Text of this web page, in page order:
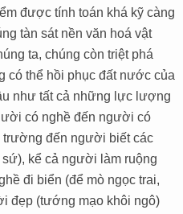
được tính toán khá kỹ càng
tàn sát nền văn hoá vật
ta, chúng còn triệt phá
có thể hồi phục đất nước của
như tất cả những lực lượng
có nghề đến người có
đến người biết các
sứ), kể cả người làm ruộng
đi biển (để mò ngọc trai,
đẹp (tướng mạo khôi ngô)